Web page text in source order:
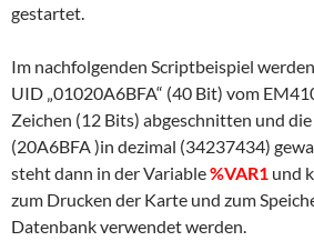
gestartet.
Im nachfolgenden Scriptbeispiel
UID „01020A6BFA“ (40 Bit) vom
Zeichen (12 Bits) abgeschnitten und
(20A6BFA )in dezimal (34237434)
steht dann in der Variable%VAR1 und
zum Drucken der Karte und zum
Datenbank verwendet werden.